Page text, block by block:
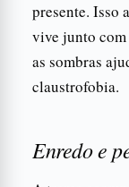
presente. Isso
vive junto com
as sombras
claustrofobia.
Enredo e